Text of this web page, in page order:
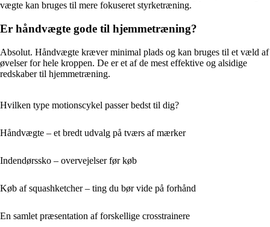
vægte kan bruges til mere fokuseret styrketræning.
Er håndvægte gode til hjemmetræning?
Absolut. Håndvægte kræver minimal plads og kan bruges til et væld af
øvelser for hele kroppen. De er et af de mest effektive og alsidige
redskaber til hjemmetræning.
Hvilken type motionscykel passer bedst til dig?
Håndvægte – et bredt udvalg på tværs af mærker
Indendørssko – overvejelser før køb
Køb af squashketcher – ting du bør vide på forhånd
En samlet præsentation af forskellige crosstrainere